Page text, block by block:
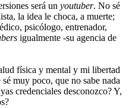
será un youtuber. No sé
la idea le choca, a muerte;
psicólogo, entrenador,
igualmente -su agencia de
física y mental y mi libertad
muy poco, que no sabe nada
credenciales desconozco? Y,